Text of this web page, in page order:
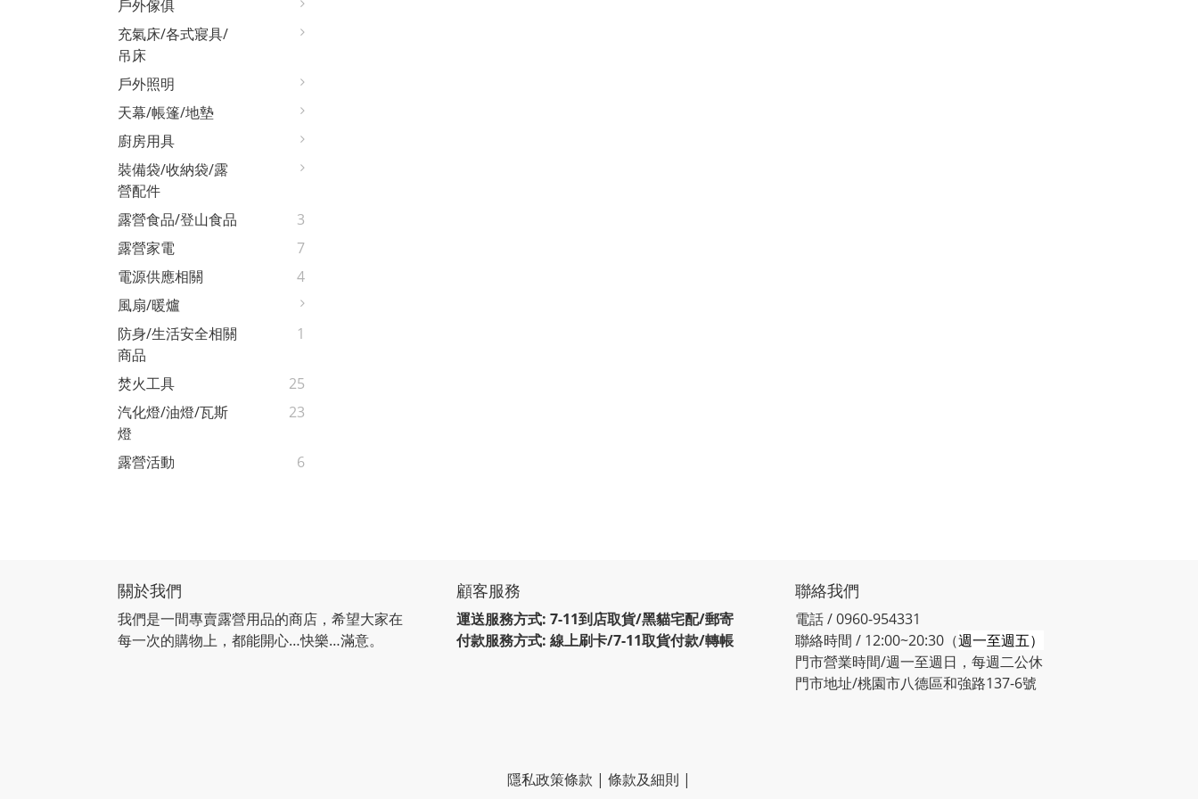
戶外傢俱
充氣床/各式寢具/
吊床
戶外照明
天幕/帳篷/地墊
廚房用具
裝備袋/收納袋/露
營配件
露營食品/登山食品
3
露營家電
7
電源供應相關
4
風扇/暖爐
防身/生活安全相關
商品
1
焚火工具
25
汽化燈/油燈/瓦斯
燈
23
露營活動 6
關於我們
我們是一間專賣露營用品的商店，希望大家在
每一次的購物上，都能開心…快樂…滿意。
顧客服務
運送服務方式: 7-11到店取貨/黑貓宅配/郵寄
付款服務方式: 線上刷卡/7-11取貨付款/轉帳
聯絡我們
電話 / 0960-954331
聯絡時間 / 12:00~20:30（週一至週五）
門市營業時間/週一至週日，每週二公休
門市地址/桃園市八德區和強路137-6號
隱私政策條款 | 條款及細則 |